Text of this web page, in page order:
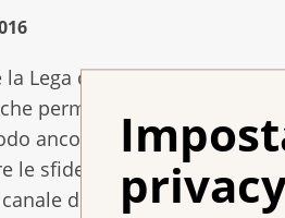
la Lega contro il cancro si
permette alle persone
ancora più semplice alle
le sfide della malattia. Con
di comunicazione.